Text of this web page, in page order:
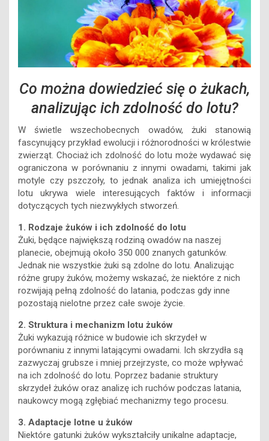
Co można dowiedzieć się o żukach,
analizując ich zdolność do lotu?
W świetle wszechobecnych owadów, żuki stanowią
fascynujący przykład ewolucji i różnorodności w królestwie
zwierząt. Chociaż ich zdolność do lotu może wydawać się
ograniczona w porównaniu z innymi owadami, takimi jak
motyle czy pszczoły, to jednak analiza ich umiejętności
lotu ukrywa wiele interesujących faktów i informacji
dotyczących tych niezwykłych stworzeń.
1. Rodzaje żuków i ich zdolność do lotu
Żuki, będące największą rodziną owadów na naszej
planecie, obejmują około 350 000 znanych gatunków.
Jednak nie wszystkie żuki są zdolne do lotu. Analizując
różne grupy żuków, możemy wskazać, że niektóre z nich
rozwijają pełną zdolność do latania, podczas gdy inne
pozostają nielotne przez całe swoje życie.
2. Struktura i mechanizm lotu żuków
Żuki wykazują różnice w budowie ich skrzydeł w
porównaniu z innymi latającymi owadami. Ich skrzydła są
zazwyczaj grubsze i mniej przejrzyste, co może wpływać
na ich zdolność do lotu. Poprzez badanie struktury
skrzydeł żuków oraz analizę ich ruchów podczas latania,
naukowcy mogą zgłębiać mechanizmy tego procesu.
3. Adaptacje lotne u żuków
Niektóre gatunki żuków wykształciły unikalne adaptacje,